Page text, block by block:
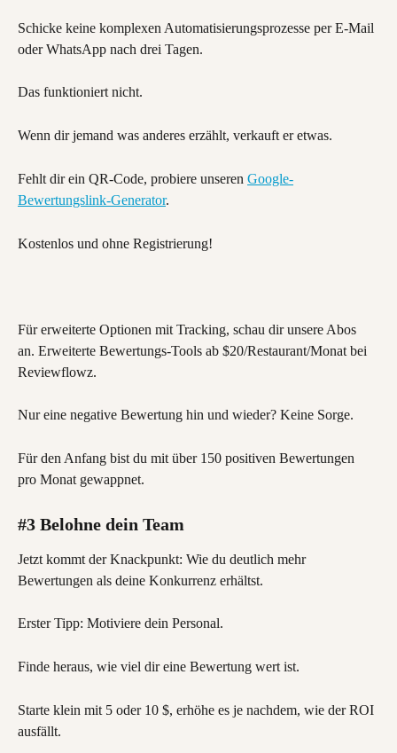
Schicke keine komplexen Automatisierungsprozesse per E-Mail
oder WhatsApp nach drei Tagen.
Das funktioniert nicht.
Wenn dir jemand was anderes erzählt, verkauft er etwas.
Fehlt dir ein QR-Code, probiere unseren Google-
Bewertungslink-Generator.
Kostenlos und ohne Registrierung!
Für erweiterte Optionen mit Tracking, schau dir unsere Abos
an. Erweiterte Bewertungs-Tools ab $20/Restaurant/Monat bei
Reviewflowz.
Nur eine negative Bewertung hin und wieder? Keine Sorge.
Für den Anfang bist du mit über 150 positiven Bewertungen
pro Monat gewappnet.
#3 Belohne dein Team
Jetzt kommt der Knackpunkt: Wie du deutlich mehr
Bewertungen als deine Konkurrenz erhältst.
Erster Tipp: Motiviere dein Personal.
Finde heraus, wie viel dir eine Bewertung wert ist.
Starte klein mit 5 oder 10 $, erhöhe es je nachdem, wie der ROI
ausfällt.